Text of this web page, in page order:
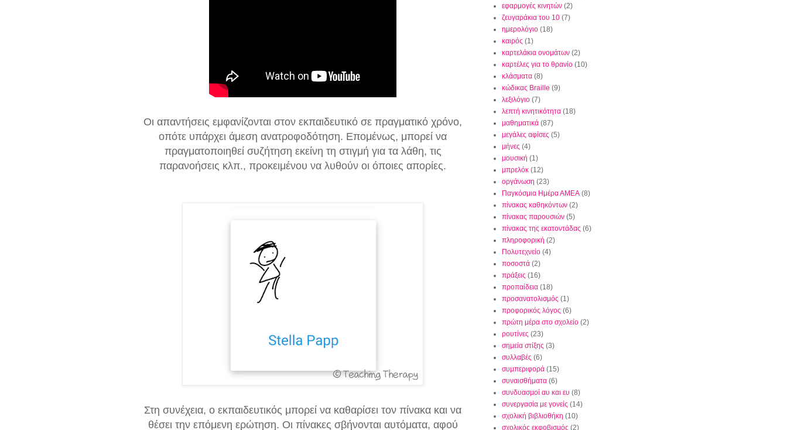
Οι απαντήσεις εμφανίζονται στον εκπαιδευτικό σε πραγματικό χρόνο,
οπότε υπάρχει άμεση ανατροφοδότηση. Επομένως, μπορεί να
πραγματοποιηθεί συζήτηση εκείνη τη στιγμή για τα λάθη, τις
παρανοήσεις κλπ., προκειμένου να λυθούν οι όποιες απορίες.
Στη συνέχεια, ο εκπαιδευτικός μπορεί να καθαρίσει τον πίνακα και να
θέσει την επόμενη ερώτηση. Οι πίνακες σβήνονται αυτόματα, αφού
εφαρμογές κινητών (2)
ζευγαράκια του 10 (7)
ημερολόγιο (18)
καιρός (1)
καρτελάκια ονομάτων (2)
καρτέλες για το θρανίο (10)
κλάσματα (8)
κώδικας Braille (9)
λεξιλόγιο (7)
λεπτή κινητικότητα (18)
μαθηματικά (87)
μεγάλες αφίσες (5)
μήνες (4)
μουσική (1)
μπρελόκ (12)
οργάνωση (23)
Παγκόσμια Ημέρα ΑΜΕΑ (8)
πίνακας καθηκόντων (2)
πίνακας παρουσιών (5)
πίνακας της εκατοντάδας (6)
πληροφορική (2)
Πολυτεχνείο (4)
ποσοστά (2)
πράξεις (16)
προπαίδεια (18)
προσανατολισμός (1)
προφορικός λόγος (6)
πρώτη μέρα στο σχολείο (2)
ρουτίνες (23)
σημεία στίξης (3)
συλλαβές (6)
συμπεριφορά (15)
συναισθήματα (6)
συνδυασμοί αυ και ευ (8)
συνεργασία με γονείς (14)
σχολική βιβλιοθήκη (10)
σχολικός εκφοβισμός (2)